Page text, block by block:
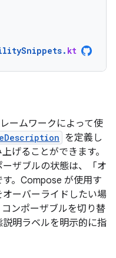
. kt
ームワークによって使
を定義し
げることができます。
ザブルの状態は、「オ
。Compose が使用す
ーバーライドしたい場
ンポーザブルを切り替
明ラベルを明示的に指